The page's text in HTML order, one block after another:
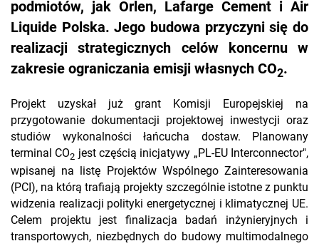
podmiotów, jak Orlen, Lafarge Cement i Air
Liquide Polska. Jego budowa przyczyni się do
realizacji strategicznych celów koncernu w
zakresie ograniczania emisji własnych CO2.
Projekt uzyskał już grant Komisji Europejskiej na
przygotowanie dokumentacji projektowej inwestycji oraz
studiów wykonalności łańcucha dostaw. Planowany
terminal CO2 jest częścią inicjatywy „PL-EU Interconnector",
wpisanej na listę Projektów Wspólnego Zainteresowania
(PCI), na którą trafiają projekty szczególnie istotne z punktu
widzenia realizacji polityki energetycznej i klimatycznej UE.
Celem projektu jest finalizacja badań inżynieryjnych i
transportowych, niezbędnych do budowy multimodalnego